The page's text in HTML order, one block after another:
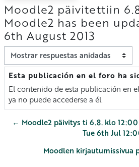
Moodle2 päivitettiin
Moodle2 has been
6th August 2013
Mostrar modo
Esta publicación en el foro ha
Número de respuestas: 0
El contenido de esta publicación en
ya no puede accederse a él.
← Moodle2 päivitys ti 6.8. klo
Tue 6th Jul
Moodlen kirjautumissivua